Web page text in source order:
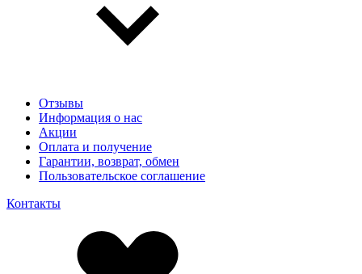
Отзывы
Информация о нас
Акции
Оплата и получение
Гарантии, возврат, обмен
Пользовательское соглашение
Контакты